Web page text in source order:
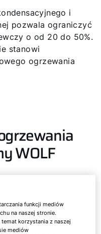
i
pozwala ograniczyć
o od 20 do 50%.
stanowi
ogrzewania
WOLF
funkcji mediów
na naszej stronie.
korzystania z naszej
mediów